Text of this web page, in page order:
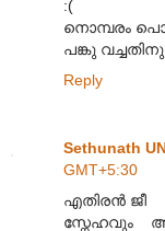
:(
നൊമ്പരം
പങ്കു വച്ചതിനു
Reply
Sethunath
GMT+5:30
എതിര‌ന്‍ ജീ
സ്നേഹവും